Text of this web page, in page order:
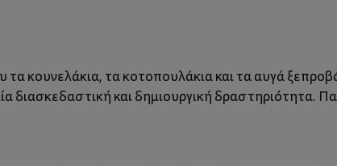
κουνελάκια, τα κοτοπουλάκια και τα αυγά
διασκεδαστική και δημιουργική δραστηριότητα.